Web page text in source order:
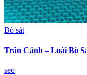
Bò sát
Trăn Cảnh – Loài Bò
seo